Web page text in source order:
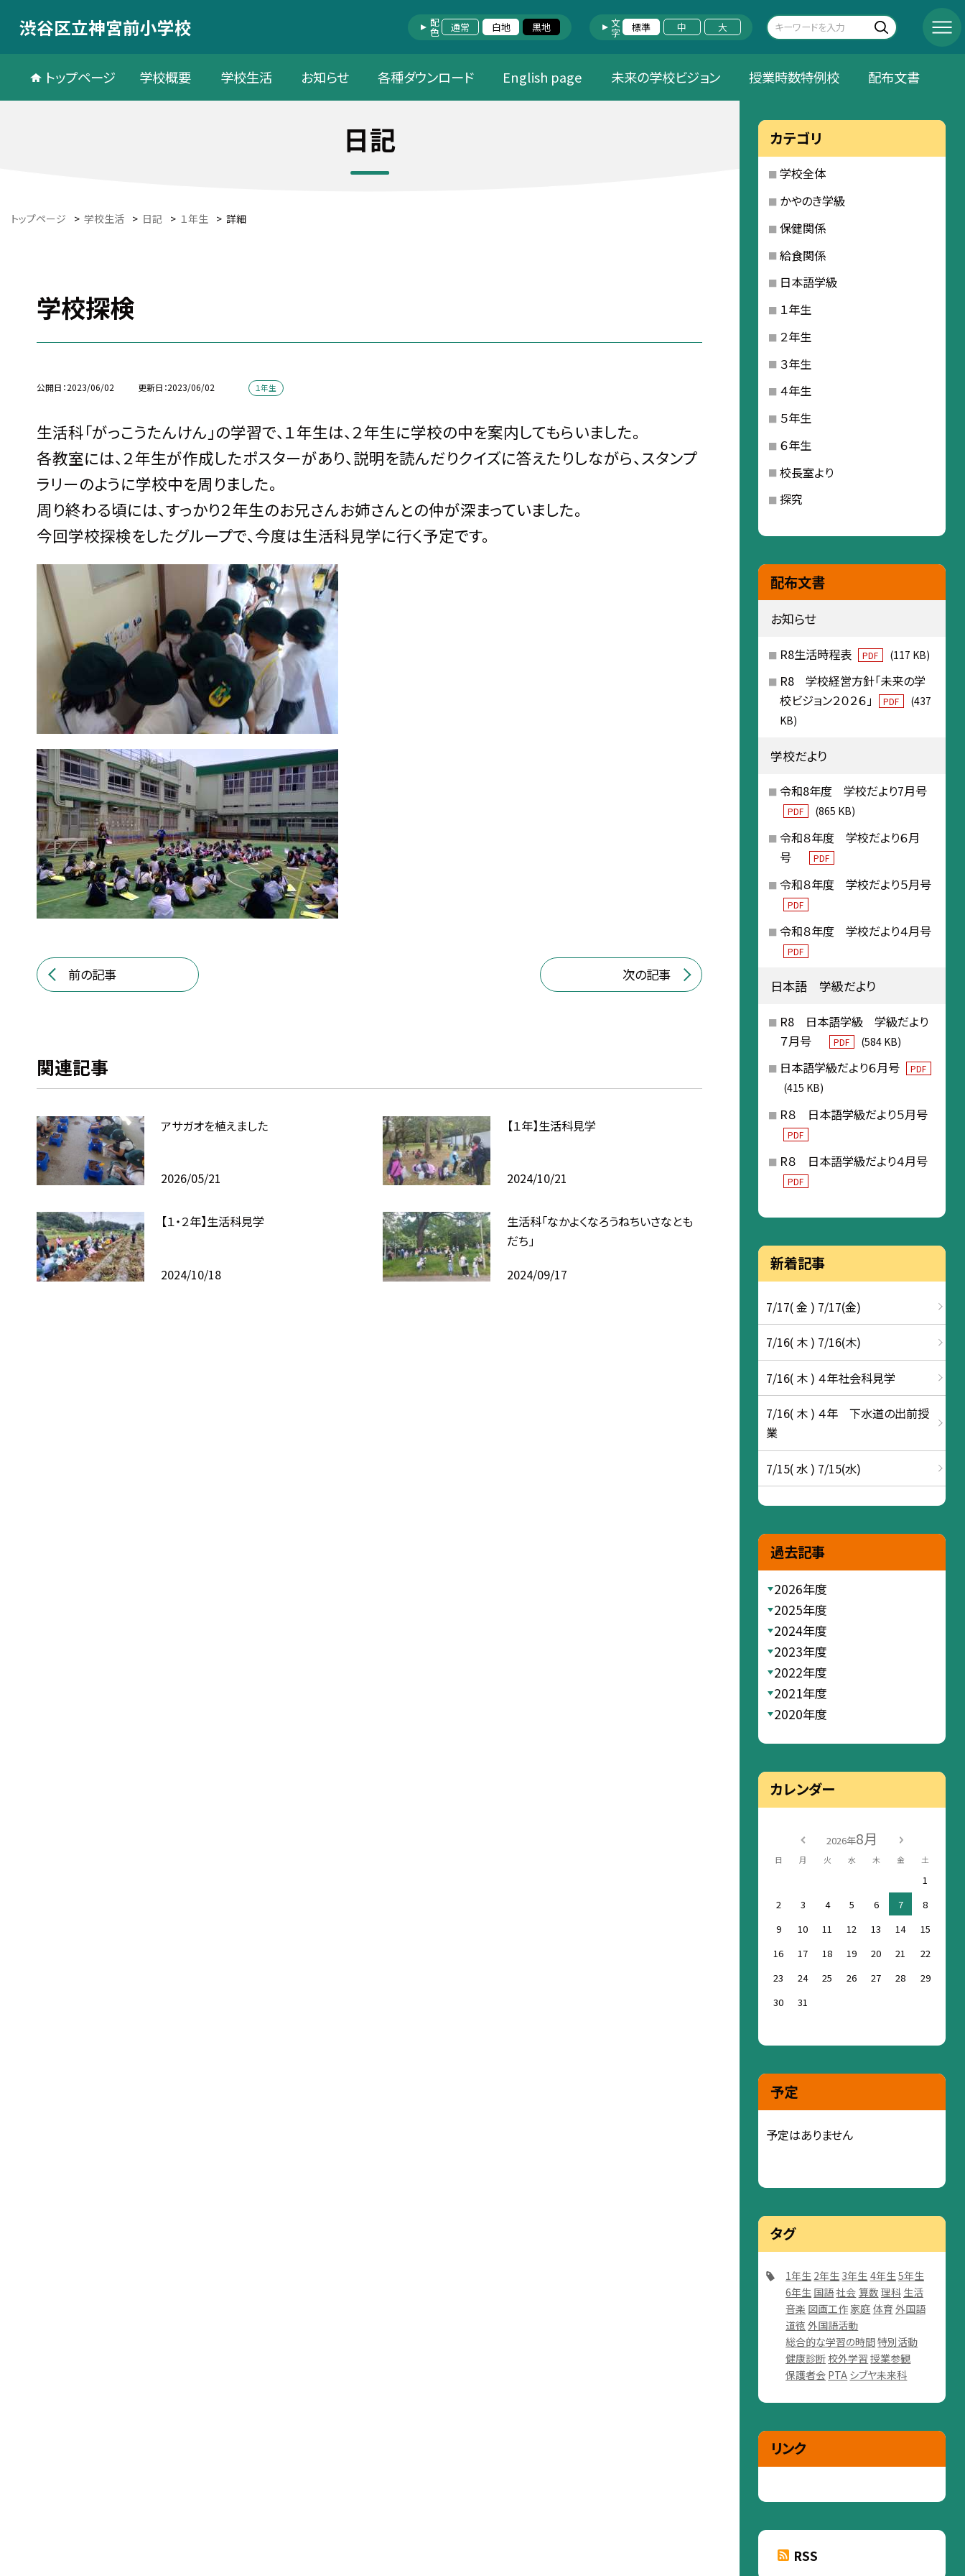
渋谷区立神宮前小学校 配色 通常 白地 黒地 文字 標準 中 大
トップページ 学校概要 学校生活 お知らせ 各種ダウンロード English page 未来の学校ビジョン 授業時数特例校 配布文書
日記
トップページ > 学校生活 > 日記 > １年生 > 詳細
学校探検
公開日 2023/06/02 更新日 2023/06/02 １年生
生活科「がっこうたんけん」の学習で、１年生は、２年生に学校の中を案内してもらいました。
各教室には、２年生が作成したポスターがあり、説明を読んだりクイズに答えたりしながら、スタンプ
ラリーのように学校中を周りました。
周り終わる頃には、すっかり２年生のお兄さんお姉さんとの仲が深まっていました。
今回学校探検をしたグループで、今度は生活科見学に行く予定です。
前の記事 次の記事
関連記事
アサガオを植えました
2026/05/21
【１年】生活科見学
2024/10/21
【１・２年】生活科見学
2024/10/18
生活科「なかよくなろうねちいさなとも
だち」
2024/09/17
カテゴリ
学校全体
かやのき学級
保健関係
給食関係
日本語学級
１年生
２年生
３年生
４年生
５年生
６年生
校長室より
探究
配布文書
お知らせ
R8生活時程表 PDF (117 KB)
R8 学校経営方針「未来の学
校ビジョン２０２６」
PDF
(437
KB)
学校だより
令和8年度 学校だより7月号
PDF (865 KB)
令和８年度 学校だより６月
号
PDF
令和８年度 学校だより５月号
PDF
令和８年度 学校だより４月号
PDF
日本語 学級だより
R8 日本語学級 学級だより
７月号
PDF (584 KB)
日本語学級だより６月号 PDF
(415 KB)
R８ 日本語学級だより５月号
PDF
R８ 日本語学級だより４月号
PDF
新着記事
7/17( 金 ) 7/17(金)
7/16( 木 ) 7/16(木)
7/16( 木 ) ４年社会科見学
7/16( 木 ) ４年 下水道の出前授
業
7/15( 水 ) 7/15(水)
過去記事
2026年度
2025年度
2024年度
2023年度
2022年度
2021年度
2020年度
カレンダー
2026年8月
日 月 火 水 木 金 土
1
2
3 4 5 6 7
8
9
10 11 12 13 14
15
16
17 18 19 20 21
22
23
24 25 26 27 28
29
30
31
予定
予定はありません
タグ
1年生 2年生 3年生 4年生 5年生
6年生 国語社会 算数 理科 生活
音楽 図画工作 家庭 体育 外国語
道徳 外国語活動
総合的な学習の時間特別活動
健康診断 校外学習 授業参観
保護者会 PTA シブヤ未来科
リンク
RSS